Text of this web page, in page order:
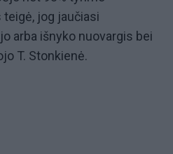
jog jaučiasi
arba išnyko nuovargis bei
T. Stonkienė.